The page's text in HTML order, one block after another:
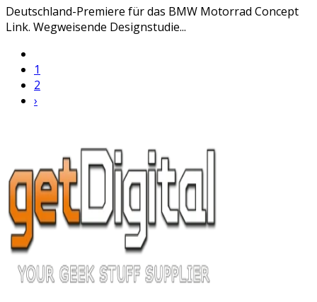
Deutschland-Premiere für das BMW Motorrad Concept
Link. Wegweisende Designstudie...
1
2
›